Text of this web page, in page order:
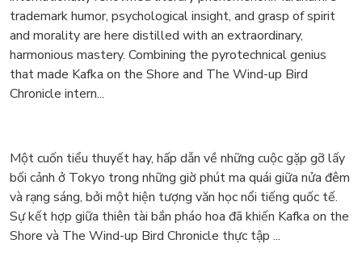
trademark humor, psychological insight, and grasp of spirit
and morality are here distilled with an extraordinary,
harmonious mastery. Combining the pyrotechnical genius
that made Kafka on the Shore and The Wind-up Bird
Chronicle intern...
Một cuốn tiểu thuyết hay, hấp dẫn về những cuộc gặp gỡ lấy
bối cảnh ở Tokyo trong những giờ phút ma quái giữa nửa đêm
và rạng sáng, bởi một hiện tượng văn học nổi tiếng quốc tế.
Sự kết hợp giữa thiên tài bắn pháo hoa đã khiến Kafka on the
Shore và The Wind-up Bird Chronicle thực tập ...